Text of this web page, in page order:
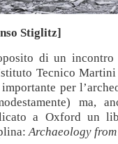
Stiglitz]
di un incontro
Tecnico
per
ma,
a Oxford un
Archaeology